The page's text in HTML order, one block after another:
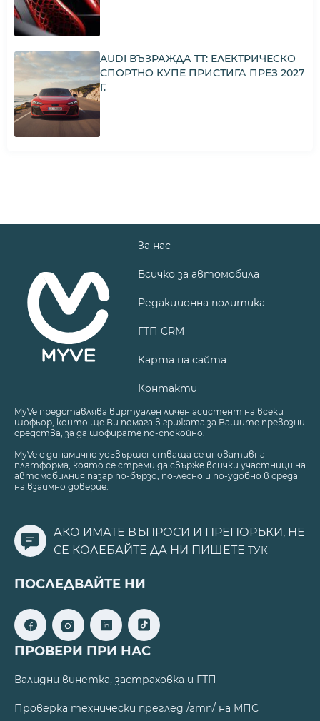
AUDI ВЪЗРАЖДА TT: ЕЛЕКТРИЧЕСКО
СПОРТНО КУПЕ ПРИСТИГА ПРЕЗ 2027
Г.
За нас
Всичко за автомобила
Редакционна политика
ГТП CRM
Карта на сайта
Контакти
MyVe представлява виртуален личен асистент на всеки
шофьор, който ще Ви помага в грижата за Вашите превозни
средства, за да шофирате по-спокойно.
MyVe е динамично усъвършенстваща се иновативна
платформа, която се стреми да свърже всички участници на
автомобилния пазар по-бързо, по-лесно и по-удобно в среда
на взаимно доверие.
АКО ИМАТЕ ВЪПРОСИ И ПРЕПОРЪКИ, НЕ
СЕ КОЛЕБАЙТЕ ДА НИ ПИШЕТЕ ТУК
ПОСЛЕДВАЙТЕ НИ
ПРОВЕРИ ПРИ НАС
Валидни винетка, застраховка и ГТП
Проверка технически преглед /гтп/ на МПС